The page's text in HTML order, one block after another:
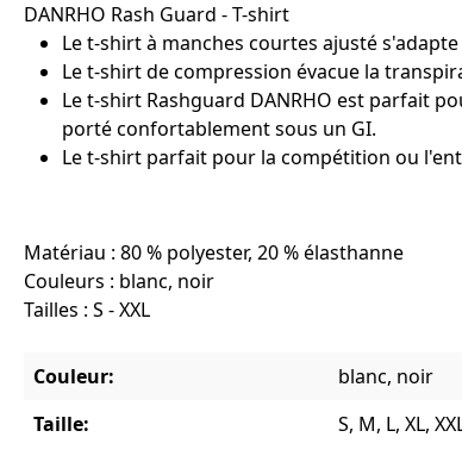
DANRHO Rash Guard - T-shirt
Le t-shirt à manches courtes ajusté
Le t-shirt de compression évacue la
Le t-shirt Rashguard DANRHO est parfait
porté confortablement sous un GI.
Le t-shirt parfait pour la compétition ou
Matériau : 80 % polyester, 20 % élasthanne
Couleurs : blanc, noir
Tailles : S - XXL
Couleur:
blanc, noir
Taille:
S, M, L, XL,